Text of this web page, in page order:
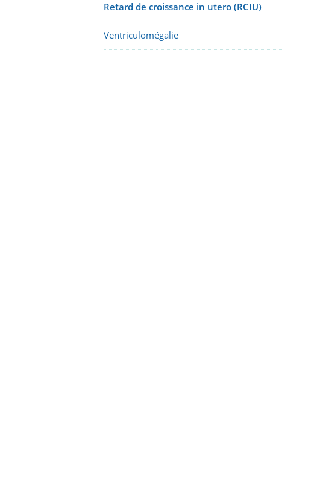
Retard de croissance in utero (RCIU)
Ventriculomégalie